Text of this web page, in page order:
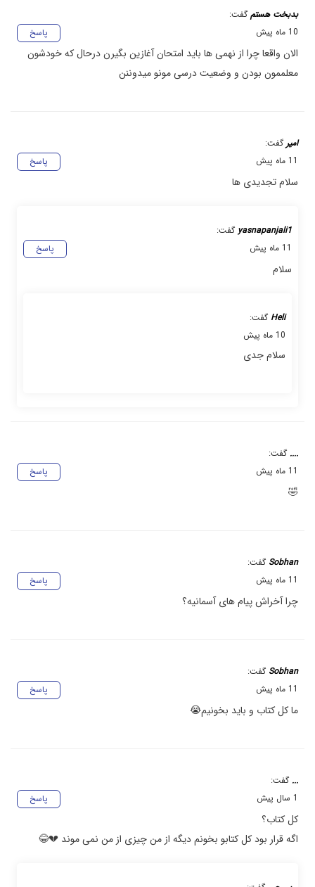
بدبخت هستم گفت:
پاسخ
10 ماه پیش
الان واقعا چرا از نهمی ها باید امتحان آغازین بگیرن درحال که خودشون
معلممون بودن و وضعیت درسی مونو میدوننن
امیر گفت:
پاسخ
11 ماه پیش
سلام تجدیدی ها
yasnapanjali1 گفت:
پاسخ
11 ماه پیش
سلام
Heli گفت:
10 ماه پیش
سلام جدی
.... گفت:
پاسخ
11 ماه پیش
🤣
Sobhan گفت:
پاسخ
11 ماه پیش
چرا آخراش پیام های آسمانیه؟
Sobhan گفت:
پاسخ
11 ماه پیش
ما کل کتاب و باید بخونیم😭
... گفت:
پاسخ
1 سال پیش
کل کتاب؟
اگه قرار بود کل کتابو بخونم دیگه از من چیزی از من نمی موند 💔😂